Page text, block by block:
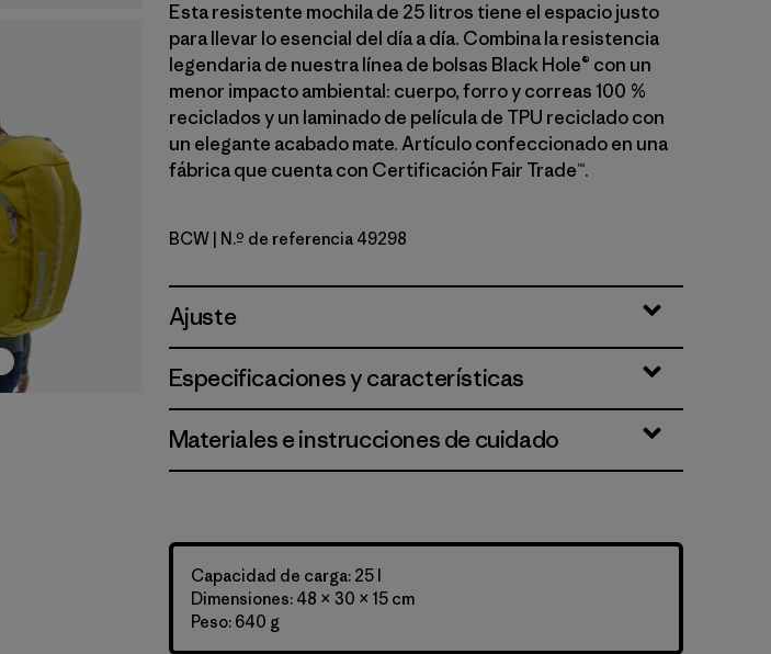
Esta resistente mochila de 25 litros tiene el espacio justo
para llevar lo esencial del día a día. Combina la resistencia
legendaria de nuestra línea de bolsas Black Hole® con un
menor impacto ambiental: cuerpo, forro y correas 100 %
reciclados y un laminado de película de TPU reciclado con
un elegante acabado mate. Artículo confeccionado en una
fábrica que cuenta con Certificación Fair Trade™.
Birch White
BCW | N.º de referencia 49298
Ajuste
Especificaciones y características
Materiales e instrucciones de cuidado
Capacidad de carga: 25 l
Dimensiones: 48 × 30 × 15 cm
Peso: 640 g